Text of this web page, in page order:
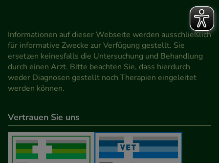
Informationen auf dieser Webseite werden ausschließlich
für informative Zwecke zur Verfügung gestellt. Sie
ersetzen keinesfalls die Untersuchung und Behandlung
durch einen Arzt. Bitte beachten Sie, dass hierdurch
weder Diagnosen gestellt noch Therapien eingeleitet
werden können.
Vertrauen Sie uns